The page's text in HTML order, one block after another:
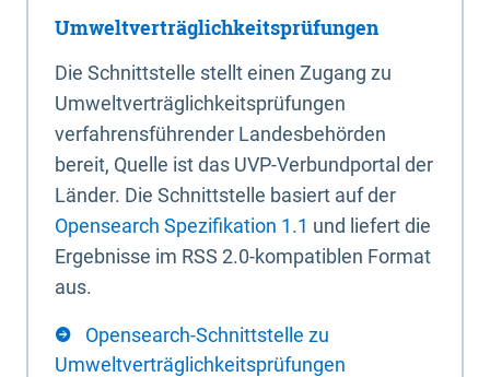
Umweltverträglichkeitsprüfungen
Die Schnittstelle stellt einen Zugang zu
Umweltverträglichkeitsprüfungen
verfahrensführender Landesbehörden
bereit, Quelle ist das UVP-Verbundportal der
Länder. Die Schnittstelle basiert auf der
Opensearch Spezifikation 1.1 und liefert die
Ergebnisse im RSS 2.0-kompatiblen Format
aus.
Opensearch-Schnittstelle zu
Umweltverträglichkeitsprüfungen